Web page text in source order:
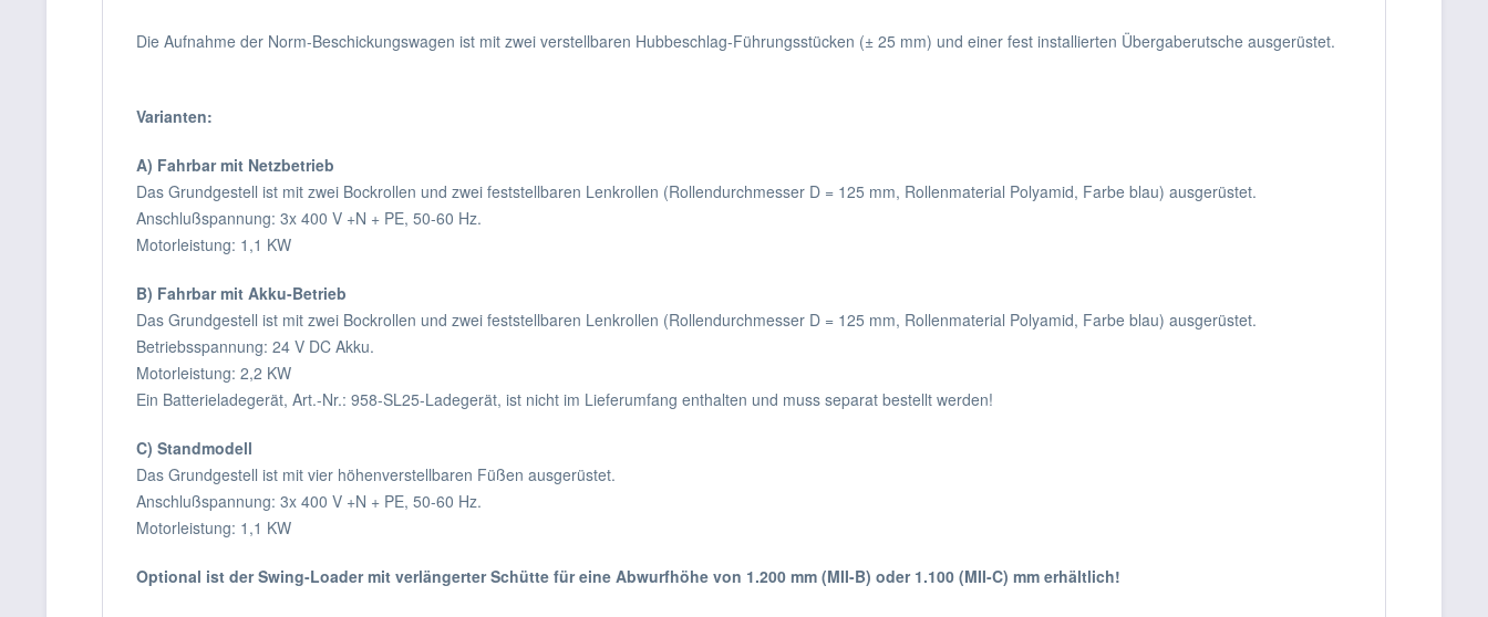
Die Aufnahme der Norm-Beschickungswagen ist mit zwei verstellbaren Hubbeschlag-Führungsstücken (± 25 mm) und einer fest installierten Übergaberutsche ausgerüstet.
Varianten:
A) Fahrbar mit Netzbetrieb
Das Grundgestell ist mit zwei Bockrollen und zwei feststellbaren Lenkrollen (Rollendurchmesser D = 125 mm, Rollenmaterial Polyamid, Farbe blau) ausgerüstet.
Anschlußspannung: 3x 400 V +N + PE, 50-60 Hz.
Motorleistung: 1,1 KW
B) Fahrbar mit Akku-Betrieb
Das Grundgestell ist mit zwei Bockrollen und zwei feststellbaren Lenkrollen (Rollendurchmesser D = 125 mm, Rollenmaterial Polyamid, Farbe blau) ausgerüstet.
Betriebsspannung: 24 V DC Akku.
Motorleistung: 2,2 KW
Ein Batterieladegerät, Art.-Nr.: 958-SL25-Ladegerät, ist nicht im Lieferumfang enthalten und muss separat bestellt werden!
C) Standmodell
Das Grundgestell ist mit vier höhenverstellbaren Füßen ausgerüstet.
Anschlußspannung: 3x 400 V +N + PE, 50-60 Hz.
Motorleistung: 1,1 KW
Optional ist der Swing-Loader mit verlängerter Schütte für eine Abwurfhöhe von 1.200 mm (MII-B) oder 1.100 (MII-C) mm erhältlich!